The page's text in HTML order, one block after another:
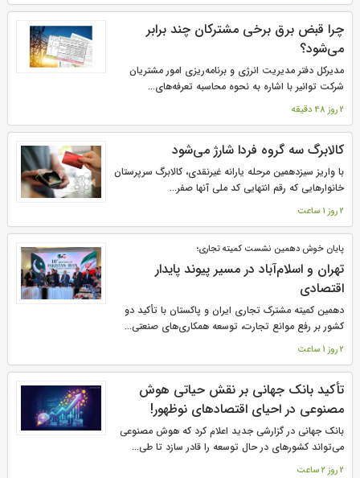
چرا قبض برق برخی مشترکان چند برابر
می‌شود؟
مدیرکل دفتر مدیریت انرژی و برنامه‌ریزی امور مشتریان
شرکت توانیر با اشاره به نحوه محاسبه تعرفه‌های...
2 روز 48 دقیقه
کالابرگ سه گروه فردا شارژ می‌شود
با واریز سیزدهمین مرحله یارانه غیرنقدی، کالابرگ سرپرستان
خانوارهایی که رقم انتهایی کد ملی آنها صفر...
2 روز 1 ساعت
پایان خوش دهمین نشست کمیته تجاری؛
تهران و اسلام‌آباد در مسیر پیوند پایدار
اقتصادی
دهمین کمیته مشترک تجاری ایران و پاکستان با تأکید دو
کشور بر رفع موانع تجارت، توسعه همکاری‌های صنعتی...
2 روز 1 ساعت
تأکید بانک جهانی بر نقش حیاتی هوش
مصنوعی در احیای اقتصادهای نوظهور!
بانک جهانی در گزارشی جدید اعلام کرد که هوش مصنوعی
می‌تواند کشورهای در حال توسعه را قادر سازد تا طی...
2 روز 2 ساعت